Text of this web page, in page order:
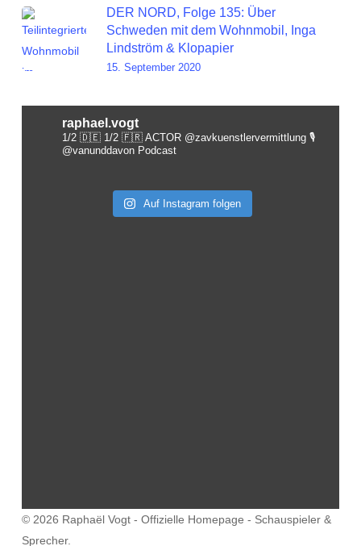
DER NORD, Folge 135: Über
Schweden mit dem Wohnmobil, Inga
Lindström & Klopapier
15. September 2020
raphael.vogt
1/2 🇩🇪 1/2 🇫🇷 ACTOR @zavkuenstlervermittlung 🎙️
@vanunddavon Podcast
Auf Instagram folgen
© 2026 Raphaël Vogt - Offizielle Homepage - Schauspieler &
Sprecher.